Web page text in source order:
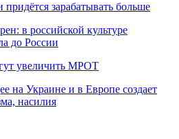
зарабатывать больше
в российской культуре
до России
увеличить МРОТ
на Украине и в Европе создает
насилия